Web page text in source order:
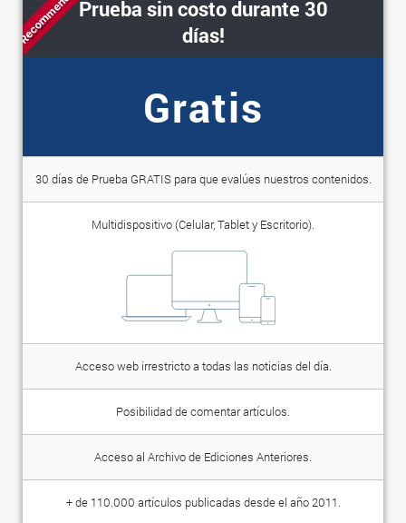
RecommendedPrueba sin costo durante 30
días!
Gratis
30 días de Prueba GRATIS para que evalúes nuestros contenidos.
Multidispositivo (Celular, Tablet y Escritorio).
Acceso web irrestricto a todas las noticias del día.
Posibilidad de comentar artículos.
Acceso al Archivo de Ediciones Anteriores.
+ de 110.000 artículos publicadas desde el año 2011.